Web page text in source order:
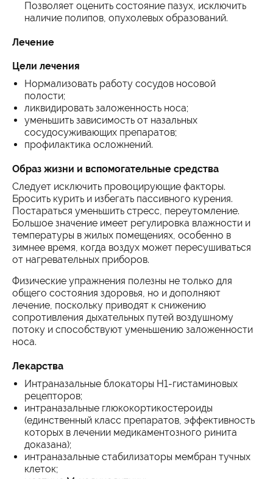
Позволяет оценить состояние пазух, исключить
наличие полипов, опухолевых образований.
Лечение
Цели лечения
Нормализовать работу сосудов носовой
полости;
ликвидировать заложенность носа;
уменьшить зависимость от назальных
сосудосуживающих препаратов;
профилактика осложнений.
Образ жизни и вспомогательные средства
Следует исключить провоцирующие факторы.
Бросить курить и избегать пассивного курения.
Постараться уменьшить стресс, переутомление.
Большое значение имеет регулировка влажности и
температуры в жилых помещениях, особенно в
зимнее время, когда воздух может пересушиваться
от нагревательных приборов.
Физические упражнения полезны не только для
общего состояния здоровья, но и дополняют
лечение, поскольку приводят к снижению
сопротивления дыхательных путей воздушному
потоку и способствуют уменьшению заложенности
носа.
Лекарства
Интраназальные блокаторы H1-гистаминовых
рецепторов;
интраназальные глюкокортикостероиды
(единственный класс препаратов, эффективность
которых в лечении медикаментозного ринита
доказана);
интраназальные стабилизаторы мембран тучных
клеток;